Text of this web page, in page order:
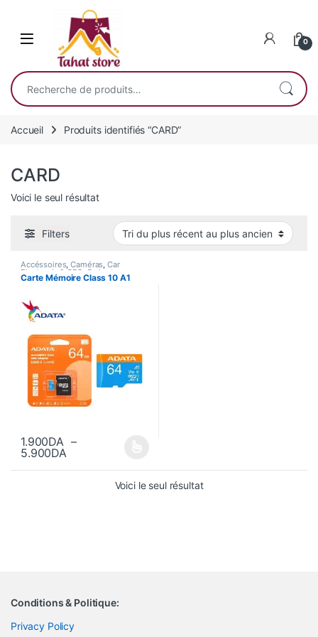
0
Recherche pour :
Accueil Produits identifiés “CARD”
CARD
Voici le seul résultat
Filters
Accéssoires,Caméras, Car
Electronic & GPS ,Gadgets
Informatique,Jeux Vidéos ,
Carte Mémoire Class 10 A1
1.900DA –
5.900DA
Ce produit a plusieurs variations. Les options peuvent être
Voici le seul résultat
Conditions & Politique:
Privacy Policy